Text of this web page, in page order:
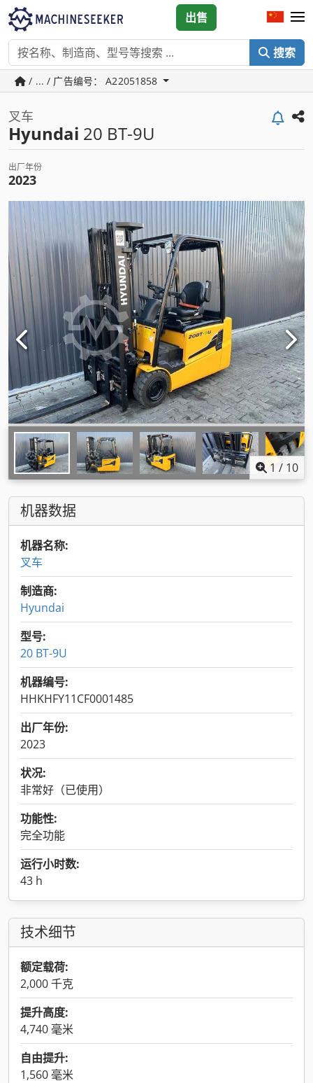
搜索
出售
/ ... / 广告编号： A22051858
叉车
Hyundai 20 BT-9U
出厂年份
2023
1 / 10
机器数据
机器名称:
叉车
制造商:
Hyundai
型号:
20 BT-9U
机器编号:
HHKHFY11CF0001485
出厂年份:
2023
状况:
非常好（已使用）
功能性:
完全功能
运行小时数:
43 h
技术细节
额定载荷:
2,000 千克
提升高度:
4,740 毫米
自由提升:
1,560 毫米